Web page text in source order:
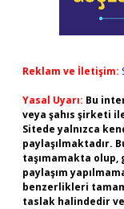
Reklam ve İletişim:
Yasal Uyarı: Bu
veya şahıs şirketi
Sitede yalnızca
paylaşılmaktadır.
taşımamakta olup,
paylaşım
benzerlikleri
taslak halindedir